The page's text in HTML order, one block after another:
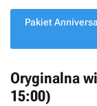
Pakiet
Oryginalna
15:00)